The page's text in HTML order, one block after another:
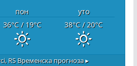
пон
уто
36°C/ 19°C 38°C/ 20°C
RSВременска прогноза ▸